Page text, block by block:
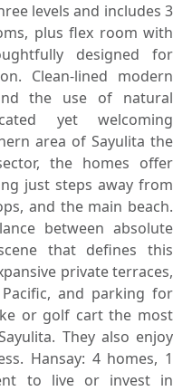
levels and includes 3
plus flex room with
designed for
Clean-lined modern
the use of natural
yet welcoming
area of Sayulita the
the homes offer
just steps away from
and the main beach.
between absolute
that defines this
private terraces,
and parking for
or golf cart the most
They also enjoy
Hansay: 4 homes, 1
to live or invest in